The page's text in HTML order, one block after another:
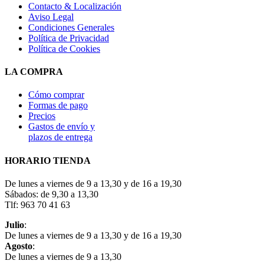
Contacto & Localización
Aviso Legal
Condiciones Generales
Política de Privacidad
Política de Cookies
LA COMPRA
Cómo comprar
Formas de pago
Precios
Gastos de envío y
plazos de entrega
HORARIO TIENDA
De lunes a viernes de 9 a 13,30 y de 16 a 19,30
Sábados: de 9,30 a 13,30
Tlf: 963 70 41 63
Julio:
De lunes a viernes de 9 a 13,30 y de 16 a 19,30
Agosto:
De lunes a viernes de 9 a 13,30